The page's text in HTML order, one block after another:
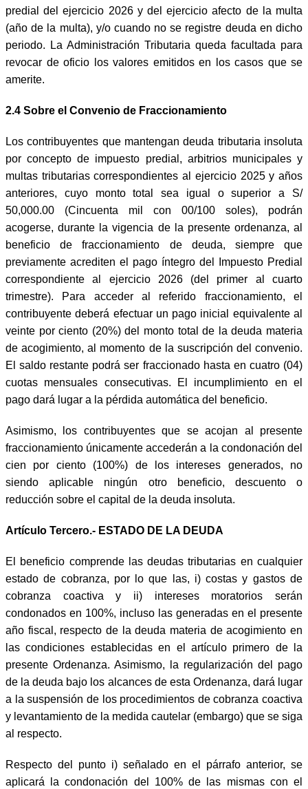
predial del ejercicio 2026 y del ejercicio afecto de la multa
(año de la multa), y/o cuando no se registre deuda en dicho
periodo. La Administración Tributaria queda facultada para
revocar de oficio los valores emitidos en los casos que se
amerite.
2.4 Sobre el Convenio de Fraccionamiento
Los contribuyentes que mantengan deuda tributaria insoluta
por concepto de impuesto predial, arbitrios municipales y
multas tributarias correspondientes al ejercicio 2025 y años
anteriores, cuyo monto total sea igual o superior a S/
50,000.00 (Cincuenta mil con 00/100 soles), podrán
acogerse, durante la vigencia de la presente ordenanza, al
beneficio de fraccionamiento de deuda, siempre que
previamente acrediten el pago íntegro del Impuesto Predial
correspondiente al ejercicio 2026 (del primer al cuarto
trimestre). Para acceder al referido fraccionamiento, el
contribuyente deberá efectuar un pago inicial equivalente al
veinte por ciento (20%) del monto total de la deuda materia
de acogimiento, al momento de la suscripción del convenio.
El saldo restante podrá ser fraccionado hasta en cuatro (04)
cuotas mensuales consecutivas. El incumplimiento en el
pago dará lugar a la pérdida automática del beneficio.
Asimismo, los contribuyentes que se acojan al presente
fraccionamiento únicamente accederán a la condonación del
cien por ciento (100%) de los intereses generados, no
siendo aplicable ningún otro beneficio, descuento o
reducción sobre el capital de la deuda insoluta.
Artículo Tercero.- ESTADO DE LA DEUDA
El beneficio comprende las deudas tributarias en cualquier
estado de cobranza, por lo que las, i) costas y gastos de
cobranza coactiva y ii) intereses moratorios serán
condonados en 100%, incluso las generadas en el presente
año fiscal, respecto de la deuda materia de acogimiento en
las condiciones establecidas en el artículo primero de la
presente Ordenanza. Asimismo, la regularización del pago
de la deuda bajo los alcances de esta Ordenanza, dará lugar
a la suspensión de los procedimientos de cobranza coactiva
y levantamiento de la medida cautelar (embargo) que se siga
al respecto.
Respecto del punto i) señalado en el párrafo anterior, se
aplicará la condonación del 100% de las mismas con el